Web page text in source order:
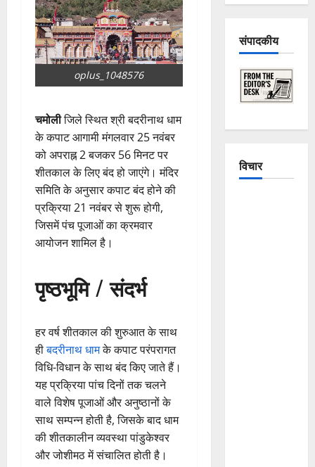
oplus_1048576
चमोलीजिले स्थित श्री बदरीनाथ धाम
के कपाट आगामी मंगलवार 25 नवंबर
को अपराह्न 2 बजकर 56 मिनट पर
शीतकाल के लिए बंद हो जाएंगे। मंदिर
समिति के अनुसार कपाट बंद होने की
प्रक्रिया 21 नवंबर से शुरू होगी,
जिसमें पंच पूजाओं का क्रमवार
आयोजन शामिल है।
पृष्ठभूमि / संदर्भ
हर वर्ष शीतकाल की शुरुआत के साथ
हीबदरीनाथ धामके कपाट परंपरागत
विधि-विधान के साथ बंद किए जाते हैं।
यह प्रक्रिया पांच दिनों तक चलने
वाले विशेष पूजाओं और अनुष्ठानों के
साथ सम्पन्न होती है, जिसके बाद धाम
की शीतकालीन व्यवस्था पांडुकेश्वर
और जोशीमठ में संचालित होती है।
संपादकीय
विचार